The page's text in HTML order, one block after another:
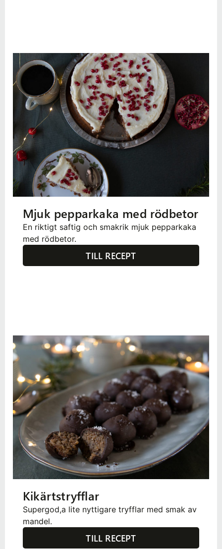
Mjuk pepparkaka med rödbetor
En riktigt saftig och smakrik mjuk pepparkaka
med rödbetor.
TILL RECEPT
Kikärtstryfflar
Supergod,a lite nyttigare tryfflar med smak av
mandel.
TILL RECEPT